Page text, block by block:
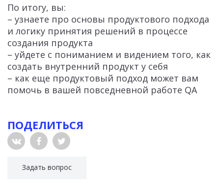
По итогу, вы:
– узнаете про основы продуктового подхода
и логику принятия решений в процессе
создания продукта
– уйдете с пониманием и видением того, как
создать внутренний продукт у себя
– как еще продуктовый подход может вам
помочь в вашей повседневной работе QA
ПОДЕЛИТЬСЯ
Задать вопрос